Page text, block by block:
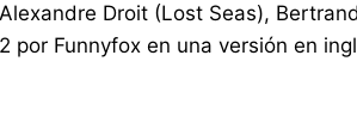
Droit (Lost Seas),
Funnyfox en una versión en